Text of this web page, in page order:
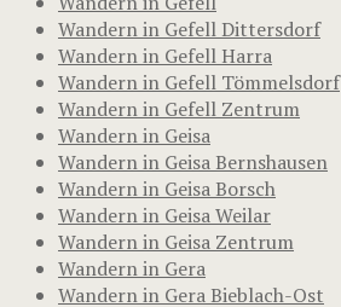
Wandern in Gefell Dittersdorf
Wandern in Gefell Harra
Wandern in Gefell Tömmelsdorf
Wandern in Gefell Zentrum
Wandern in Geisa
Wandern in Geisa Bernshausen
Wandern in Geisa Borsch
Wandern in Geisa Weilar
Wandern in Geisa Zentrum
Wandern in Gera
Wandern in Gera Bieblach-Ost